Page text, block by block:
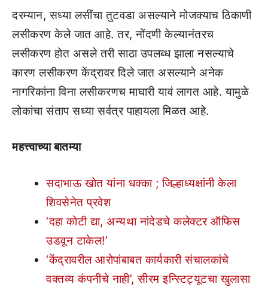
दरम्यान, सध्या लसींचा तुटवडा असल्याने मोजक्याच ठिकाणी
लसीकरण केले जात आहे. तर, नोंदणी केल्यानंतरच
लसीकरण होत असले तरी साठा उपलब्ध झाला नसल्याचे
कारण लसीकरण केंद्रावर दिले जात असल्याने अनेक
नागरिकांना विना लसीकरणच माघारी यावं लागत आहे. यामुळे
लोकांचा संताप सध्या सर्वत्र पाहायला मिळत आहे.
महत्त्वाच्या बातम्या
सदाभाऊ खोत यांना धक्का ; जिल्हाध्यक्षांनी केला
शिवसेनेत प्रवेश
‘दहा कोटी द्या, अन्यथा नांदेडचे कलेक्टर ऑफिस
उडवून टाकेल!’
‘केंद्रावरील आरोपांबाबत कार्यकारी संचालकांचे
वक्तव्य कंपनीचे नाही’, सीरम इन्स्टिट्यूटचा खुलासा